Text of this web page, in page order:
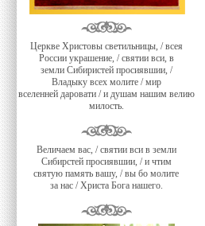
Церкве Христовы светильницы, / всея
России украшение, / святии вси, в
земли Сибиристей просиявшии, /
Владыку всех молите / мир
вселенней даровати / и душам нашим велию
милость.
Величаем вас, / святии вси в земли
Сибирстей просиявшии, / и чтим
святую память вашу, / вы бо молите
за нас / Христа Бога нашего.